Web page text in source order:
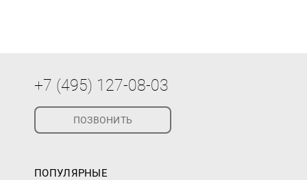
+7 (495) 127-08-03
ПОЗВОНИТЬ
ПОПУЛЯРНЫЕ